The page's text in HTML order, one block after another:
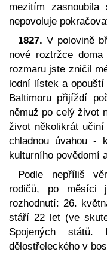
mezitím
nepovoluje
1827. V polovině
nové roztržce
rozmaru jste zničil
lodní lístek a
Baltimoru přijíždí
němuž po celý život
život několikrát
chladnou úvahou -
kulturního povědomí
Podle nepříliš
rodičů, po měsíci
rozhodnutí: 26.
stáří 22 let (ve
Spojených
dělostřeleckého v